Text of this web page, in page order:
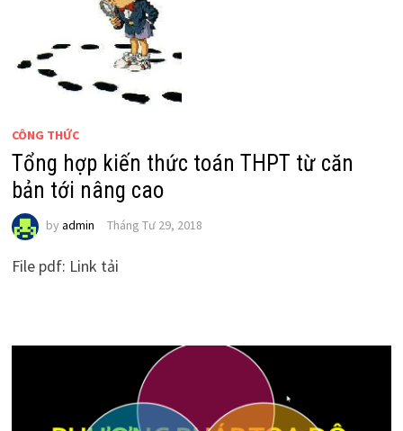
CÔNG THỨC
Tổng hợp kiến thức toán THPT từ căn
bản tới nâng cao
by admin Tháng Tư 29, 2018
File pdf: Link tải